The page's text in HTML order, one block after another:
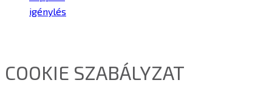
igénylés
COOKIE SZABÁLYZAT